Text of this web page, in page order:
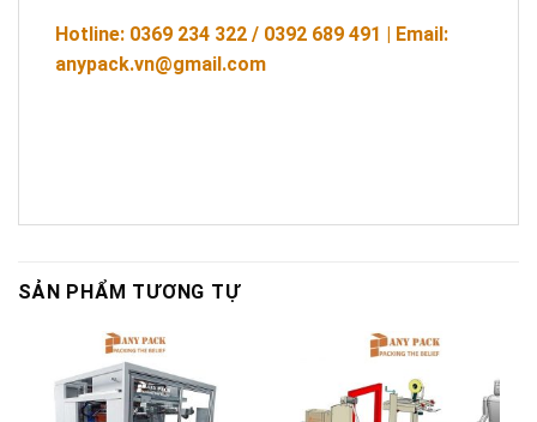
Hotline: 0369 234 322 / 0392 689 491 | Email:
anypack.vn@gmail.com
SẢN PHẨM TƯƠNG TỰ